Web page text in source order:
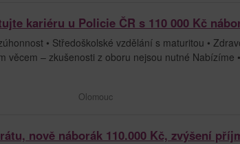
kariéru u Policie ČR s 110 000 Kč
• Středoškolské vzdělání s maturitou •
věcem – zkušenosti z oboru nejsou nutné Nabízíme
Olomouc
nově náborák 110.000 Kč, zvýšení